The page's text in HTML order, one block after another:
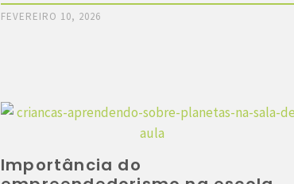
FEVEREIRO 10, 2026
Importância do